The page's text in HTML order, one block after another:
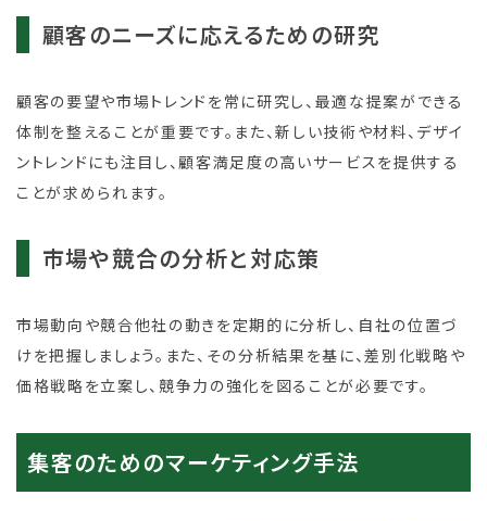
顧客のニーズに応えるための研究
顧客の要望や市場トレンドを常に研究し、最適な提案ができる
体制を整えることが重要です。また、新しい技術や材料、デザイ
ントレンドにも注目し、顧客満足度の高いサービスを提供する
ことが求められます。
市場や競合の分析と対応策
市場動向や競合他社の動きを定期的に分析し、自社の位置づ
けを把握しましょう。また、その分析結果を基に、差別化戦略や
価格戦略を立案し、競争力の強化を図ることが必要です。
集客のためのマーケティング手法